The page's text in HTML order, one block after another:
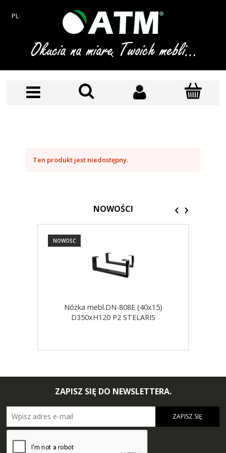
PL
Ten produkt jest niedostępny.
NOWOŚCI
Nóżka mebl.DN-808E (40x15)
D350xH120 P2 STELARIS
NOWOŚĆ
‹ ›
ZAPISZ SIĘ DO NEWSLETTERA.
ZAPISZ SIĘ